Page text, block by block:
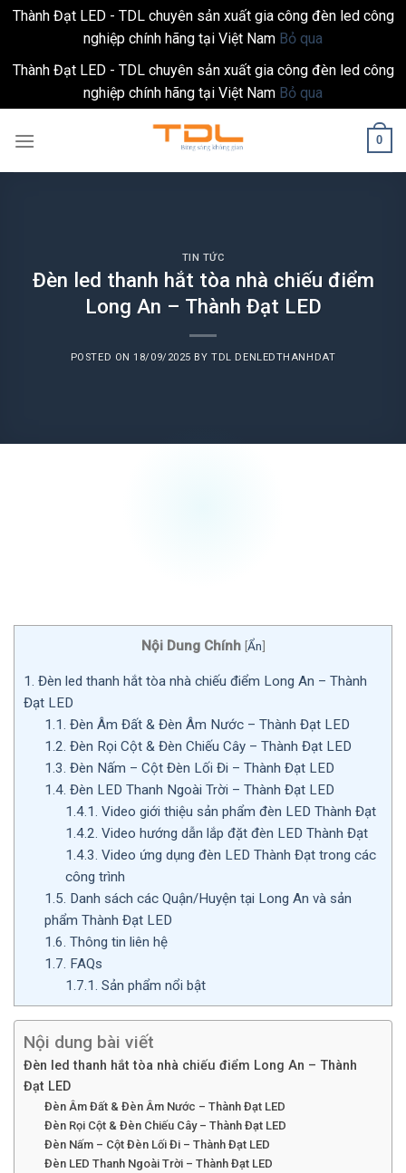
Thành Đạt LED - TDL chuyên sản xuất gia công đèn led công
nghiệp chính hãng tại Việt Nam Bỏ qua
Thành Đạt LED - TDL chuyên sản xuất gia công đèn led công
nghiệp chính hãng tại Việt Nam Bỏ qua
0
TIN TỨC
Đèn led thanh hắt tòa nhà chiếu điểm
Long An – Thành Đạt LED
POSTED ON18/09/2025 BYTDL DENLEDTHANHDAT
Nội Dung Chính [Ẩn]
1. Đèn led thanh hắt tòa nhà chiếu điểm Long An – Thành
Đạt LED
1.1. Đèn Âm Đất & Đèn Âm Nước – Thành Đạt LED
1.2. Đèn Rọi Cột & Đèn Chiếu Cây – Thành Đạt LED
1.3. Đèn Nấm – Cột Đèn Lối Đi – Thành Đạt LED
1.4. Đèn LED Thanh Ngoài Trời – Thành Đạt LED
1.4.1. Video giới thiệu sản phẩm đèn LED Thành Đạt
1.4.2. Video hướng dẫn lắp đặt đèn LED Thành Đạt
1.4.3. Video ứng dụng đèn LED Thành Đạt trong các
công trình
1.5. Danh sách các Quận/Huyện tại Long An và sản
phẩm Thành Đạt LED
1.6. Thông tin liên hệ
1.7. FAQs
1.7.1. Sản phẩm nổi bật
Nội dung bài viết
Đèn led thanh hắt tòa nhà chiếu điểm Long An – Thành
Đạt LED
Đèn Âm Đất & Đèn Âm Nước – Thành Đạt LED
Đèn Rọi Cột & Đèn Chiếu Cây – Thành Đạt LED
Đèn Nấm – Cột Đèn Lối Đi – Thành Đạt LED
Đèn LED Thanh Ngoài Trời – Thành Đạt LED